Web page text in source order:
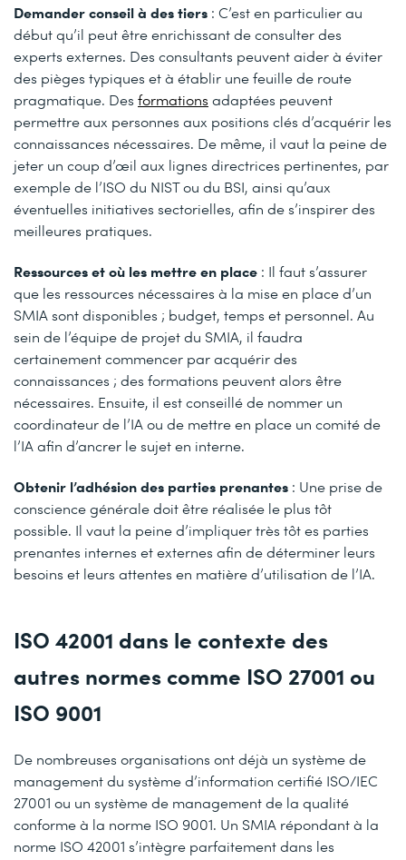
Demander conseil à des tiers : C’est en particulier au
début qu’il peut être enrichissant de consulter des
experts externes. Des consultants peuvent aider à éviter
des pièges typiques et à établir une feuille de route
pragmatique. Des formations adaptées peuvent
permettre aux personnes aux positions clés d’acquérir les
connaissances nécessaires. De même, il vaut la peine de
jeter un coup d’œil aux lignes directrices pertinentes, par
exemple de l’ISO du NIST ou du BSI, ainsi qu’aux
éventuelles initiatives sectorielles, afin de s’inspirer des
meilleures pratiques.
Ressources et où les mettre en place : Il faut s’assurer
que les ressources nécessaires à la mise en place d’un
SMIA sont disponibles ; budget, temps et personnel. Au
sein de l’équipe de projet du SMIA, il faudra
certainement commencer par acquérir des
connaissances ; des formations peuvent alors être
nécessaires. Ensuite, il est conseillé de nommer un
coordinateur de l’IA ou de mettre en place un comité de
l’IA afin d’ancrer le sujet en interne.
Obtenir l’adhésion des parties prenantes : Une prise de
conscience générale doit être réalisée le plus tôt
possible. Il vaut la peine d’impliquer très tôt es parties
prenantes internes et externes afin de déterminer leurs
besoins et leurs attentes en matière d’utilisation de l’IA.
ISO 42001 dans le contexte des
autres normes comme ISO 27001 ou
ISO 9001
De nombreuses organisations ont déjà un système de
management du système d’information certifié ISO/IEC
27001 ou un système de management de la qualité
conforme à la norme ISO 9001. Un SMIA répondant à la
norme ISO 42001 s’intègre parfaitement dans les